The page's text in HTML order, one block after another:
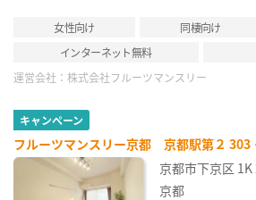
女性向け 同棲向け
インターネット無料
運営会社： 株式会社フルーツマンスリー
キャンペーン
フルーツマンスリー京都 京都駅第２
京都市下京区 1K
京都